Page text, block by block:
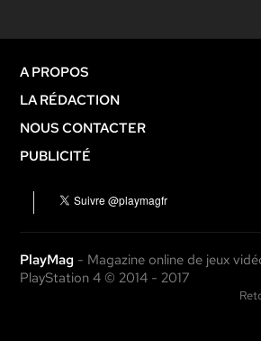
A PROPOS
LA RÉDACTION
NOUS CONTACTER
PUBLICITÉ
PlayMag - Magazine online de jeux
PlayStation 4 © 2014 - 2017